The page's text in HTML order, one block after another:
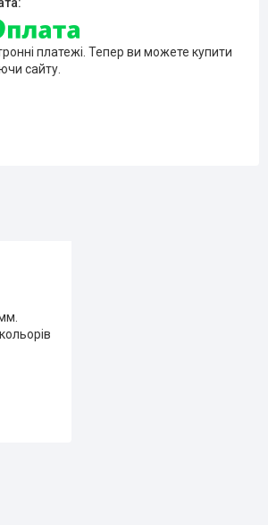
платежі. Тепер ви можете купити
сайту.